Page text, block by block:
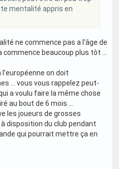
mentalité appris en
ne commence pas a l’âge de
commence beaucoup plus tôt …
on doit
… vous vous rappelez peut-
a voulu faire la même chose
au bout de 6 mois …
les joueurs de grosses
disposition du club pendant
qui pourrait mettre ça en